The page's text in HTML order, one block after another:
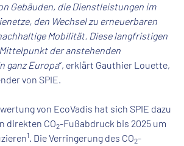
Gebäuden, die Dienstleistungen im
den Wechsel zu erneuerbaren
Mobilität. Diese langfristigen
der anstehenden
ganz Europa“, erklärt Gauthier Louette,
von SPIE.
von EcoVadis hat sich SPIE dazu
direkten CO2-Fußabdruck bis 2025 um
1. Die Verringerung des CO2-